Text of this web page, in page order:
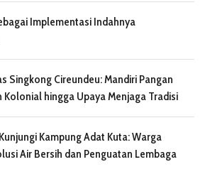
Implementasi Indahnya
Singkong Cireundeu: Mandiri Pangan
Kolonial hingga Upaya Menjaga Tradisi
Kampung Adat Kuta: Warga
Air Bersih dan Penguatan Lembaga